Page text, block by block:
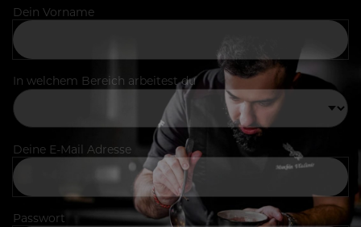
Dein Vorname
In welchem Bereich arbeitest du
Deine E-Mail Adresse
Passwort